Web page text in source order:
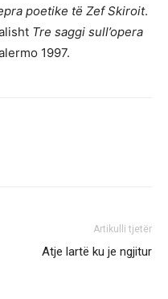
poetike të Zef Skiroit.
Tre saggi sull’opera
1997.
Artikulli tjetër
Atje lartë ku je ngjitur